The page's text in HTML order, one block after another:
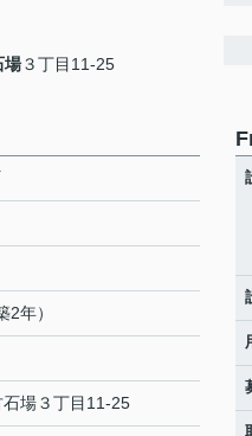
場３丁目11-25
2年）
石場３丁目11-25